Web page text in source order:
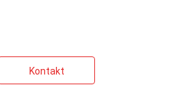
Kontakt